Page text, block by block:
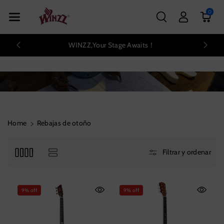
Ente Al Con
Tenido
0
WINZZ,Your Stage Awaits！
Home Rebajas de otoño
Filtrar y ordenar
9% off 9% off